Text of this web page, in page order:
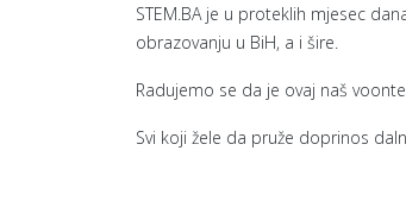
STEM.BA je u proteklih mjesec
obrazovanju u BiH, a i šire.
Radujemo se da je ovaj naš
Svi koji žele da pruže doprinos